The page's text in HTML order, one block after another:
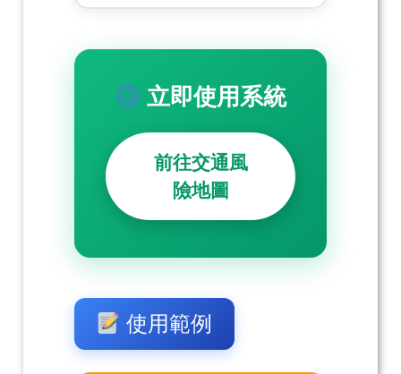
立即使用系統
前往交通風
險地圖
使用範例